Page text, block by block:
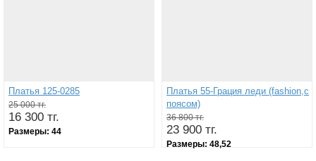
Платья 125-0285
25 000 тг.
16 300 тг.
Размеры: 44
Платья 55-Грация леди (fashion,с
поясом)
36 800 тг.
23 900 тг.
Размеры: 48,52